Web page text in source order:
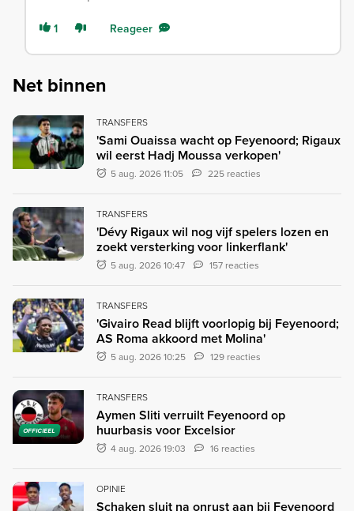
1 Reageer
Net binnen
TRANSFERS
'Sami Ouaissa wacht op Feyenoord; Rigaux
wil eerst Hadj Moussa verkopen'
5 aug. 2026 11:05 225 reacties
TRANSFERS
'Dévy Rigaux wil nog vijf spelers lozen en
zoekt versterking voor linkerflank'
5 aug. 2026 10:47 157 reacties
TRANSFERS
'Givairo Read blijft voorlopig bij Feyenoord;
AS Roma akkoord met Molina'
5 aug. 2026 10:25 129 reacties
OFFICIEEL
TRANSFERS
Aymen Sliti verruilt Feyenoord op
huurbasis voor Excelsior
4 aug. 2026 19:03 16 reacties
OPINIE
Schaken sluit na onrust aan bij Feyenoord